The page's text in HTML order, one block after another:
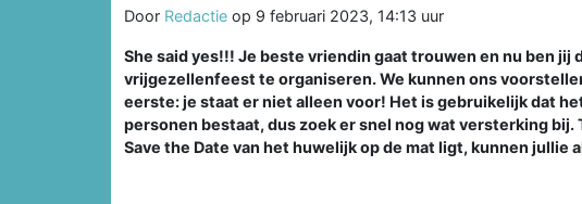
Door Redactie op 9 februari 2023, 14:13 uur
She said yes!!! Je beste vriendin gaat trouwen en nu ben jij
vrijgezellenfeest te organiseren. We kunnen ons
eerste: je staat er niet alleen voor! Het is gebruikelijk dat
personen bestaat, dus zoek er snel nog wat versterking
Save the Date van het huwelijk op de mat ligt, kunnen jullie